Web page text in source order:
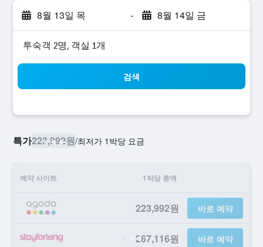
8월 13일 목 - 8월 14일 금
​투숙객 2​명, ​객실 1개
검색
특가223,992원/​최저가 1박당 요금
예약 사이트 1박당 총액
223,992원 바로 예약
267,116원 바로 예약